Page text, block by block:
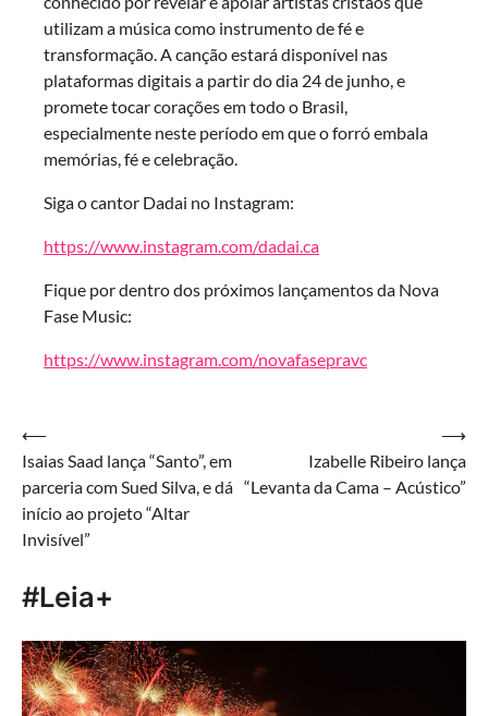
utilizam a música como instrumento de fé e
transformação. A canção estará disponível nas
plataformas digitais a partir do dia 24 de junho, e
promete tocar corações em todo o Brasil,
especialmente neste período em que o forró embala
memórias, fé e celebração.
Siga o cantor Dadai no Instagram:
https://www.instagram.com/dadai.ca
Fique por dentro dos próximos lançamentos da Nova
Fase Music:
https://www.instagram.com/novafasepravc
Navegação
de
Post
⟵
Isaias Saad lança “Santo”, em
parceria com Sued Silva, e dá
início ao projeto “Altar
Invisível”
Izabelle Ribeiro lança
“Levanta da Cama – Acústico”
⟶
#Leia+